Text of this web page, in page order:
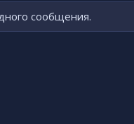
сообщения.